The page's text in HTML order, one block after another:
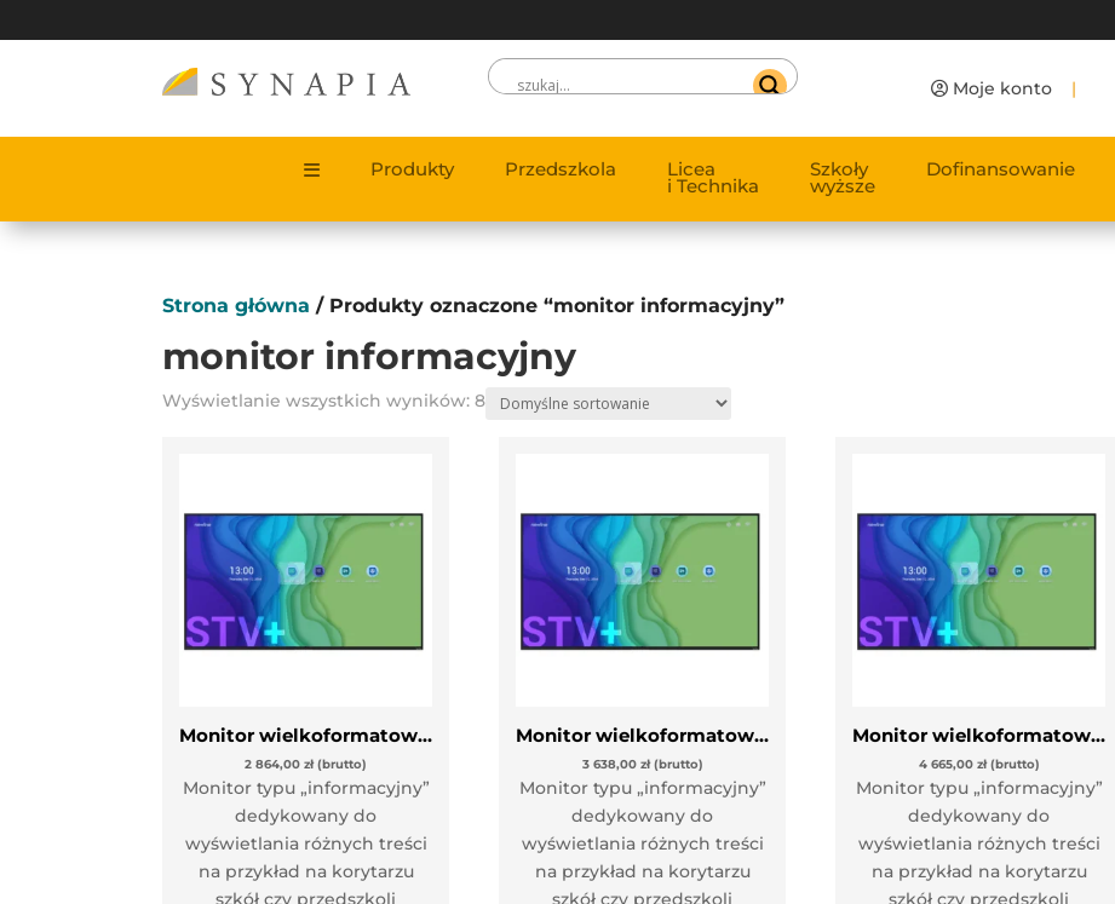
Moje konto |
Produkty Przedszkola Licea
i Technika
Szkoły
wyższe
Dofinansowanie
Strona główna / Produkty oznaczone “monitor informacyjny”
monitor informacyjny
Wyświetlanie wszystkich wyników: 8
Monitor wielkoformatowy Newline STV-4324+
2 864,00zł (brutto)
Monitor typu „informacyjny”
dedykowany do
wyświetlania różnych treści
na przykład na korytarzu
szkół czy przedszkoli
Monitor wielkoformatowy Newline STV-5524+
3 638,00 zł (brutto)
Monitor typu „informacyjny”
dedykowany do
wyświetlania różnych treści
na przykład na korytarzu
szkół czy przedszkoli
Monitor wielkoformatowy Newline STV-6524+
4 665,00 zł (brutto)
Monitor typu „informacyjny”
dedykowany do
wyświetlania różnych treści
na przykład na korytarzu
szkół czy przedszkoli